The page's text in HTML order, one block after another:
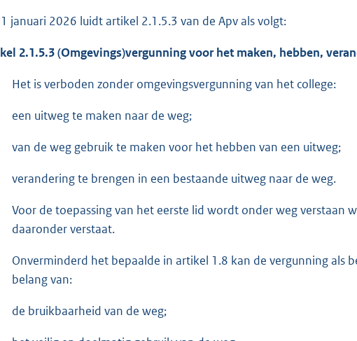
januari 2026 luidt artikel 2.1.5.3 van de Apv als volgt:
2.1.5.3 (Omgevings)vergunning voor het maken, hebben,
Het is verboden zonder omgevingsvergunning van het college:
een uitweg te maken naar de weg;
van de weg gebruik te maken voor het hebben van een uitweg;
verandering te brengen in een bestaande uitweg naar de weg.
Voor de toepassing van het eerste lid wordt onder weg verstaan
daaronder verstaat.
Onverminderd het bepaalde in artikel 1.8 kan de vergunning als
belang van:
de bruikbaarheid van de weg;